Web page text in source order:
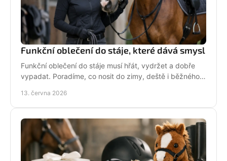
Funkční oblečení do stáje, které dává smysl
Funkční oblečení do stáje musí hřát, vydržet a dobře
vypadat. Poradíme, co nosit do zimy, deště i běžného
13. června 2026